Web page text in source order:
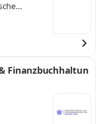
Finanzbuchhaltun